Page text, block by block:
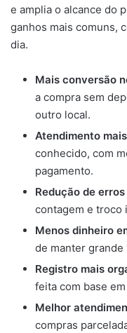
e amplia o alcance do
ganhos mais comuns,
dia.
Mais conversão
a compra sem
outro local.
Atendimento
conhecido, com
pagamento.
Redução de
contagem e troco
Menos dinheiro
de manter grande
Registro mais
feita com base
Melhor
compras